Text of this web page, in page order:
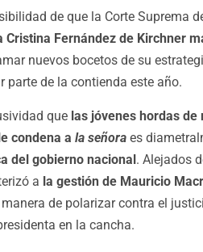
de que la Corte Suprema
Cristina Fernández de Kirchner
nuevos bocetos de su
parte de la contienda este año.
que las jóvenes hordas
condena a la señora es
del gobierno nacional . Alejados
a la gestión de Mauricio
de polarizar contra el
en la cancha.